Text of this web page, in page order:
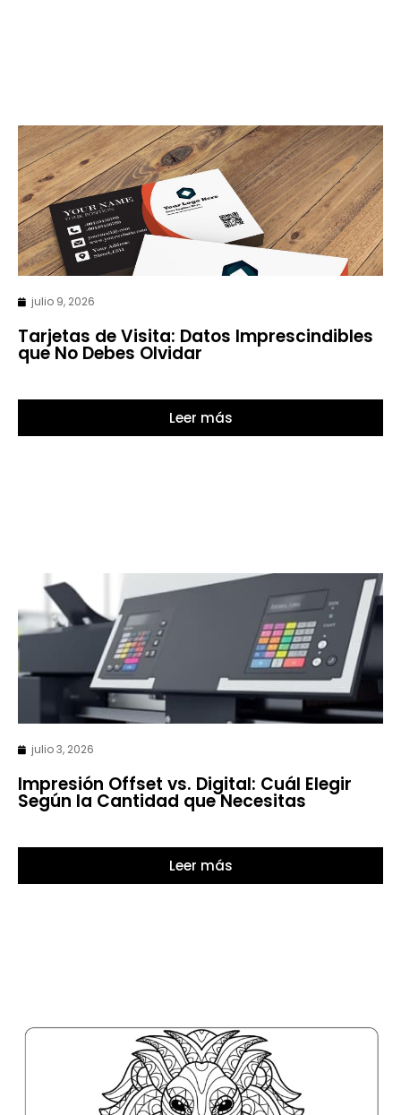
julio 9, 2026
Tarjetas de Visita: Datos Imprescindibles
que No Debes Olvidar
Leer más
julio 3, 2026
Impresión Offset vs. Digital: Cuál Elegir
Según la Cantidad que Necesitas
Leer más